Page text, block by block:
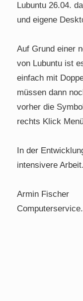
Lubuntu 26.04.
und eigene
Auf Grund einer
von Lubuntu ist
einfach mit
müssen dann
vorher die
rechts Klick
In der
intensivere Arbeit.
Armin Fischer